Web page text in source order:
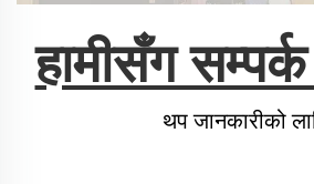
हामीसँग
थप जानकारीको